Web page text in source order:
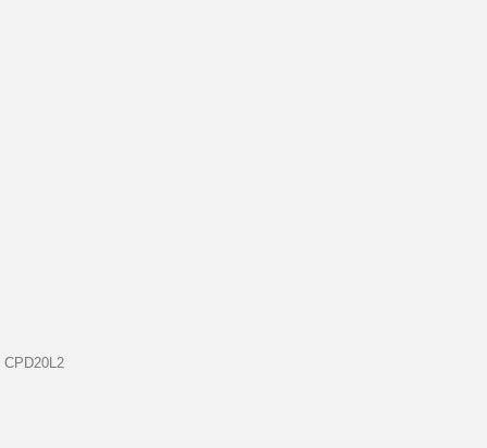
CPD20L2